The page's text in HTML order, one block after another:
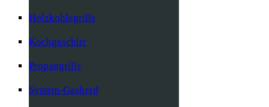
Holzkohlegrills
Kochgeschirr
Propangrills
System-Gasherd